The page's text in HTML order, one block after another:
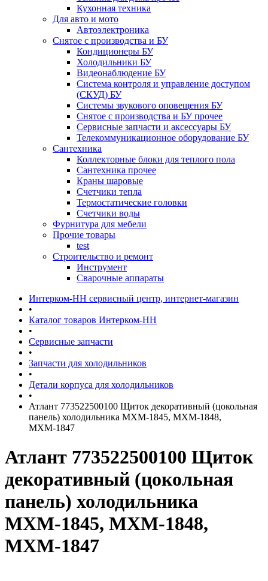
Кухонная техника
Для авто и мото
Автоэлектроника
Снятое с производства и БУ
Кондиционеры БУ
Холодильники БУ
Видеонаблюдение БУ
Система контроля и управление доступом
(СКУД) БУ
Системы звукового оповещения БУ
Снятое с производства и БУ прочее
Сервисные запчасти и аксессуары БУ
Телекоммуникационное оборудование БУ
Сантехника
Коллекторные блоки для теплого пола
Сантехника прочее
Краны шаровые
Счетчики тепла
Термоcтатические головки
Счетчики воды
Фурнитура для мебели
Прочие товары
test
Строительство и ремонт
Инструмент
Сварочные аппараты
Интерком-НН сервисный центр, интернет-магазин
•
Каталог товаров Интерком-НН
•
Сервисные запчасти
•
Запчасти для холодильников
•
Детали корпуса для холодильников
•
Атлант 773522500100 Щиток декоративный (цокольная
панель) холодильника МХМ-1845, МХМ-1848,
МХМ-1847
Атлант 773522500100 Щиток
декоративный (цокольная
панель) холодильника
МХМ-1845, МХМ-1848,
МХМ-1847